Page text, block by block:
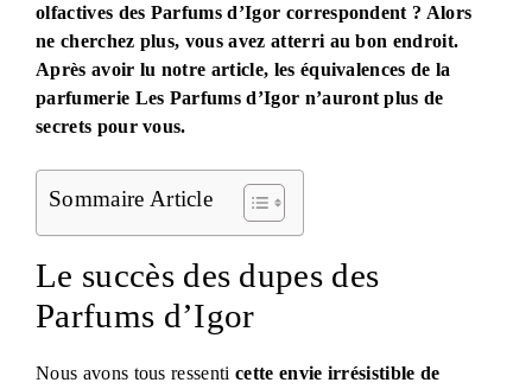
olfactives des Parfums d’Igor correspondent ? Alors
ne cherchez plus, vous avez atterri au bon endroit.
Après avoir lu notre article, les équivalences de la
parfumerie Les Parfums d’Igor n’auront plus de
secrets pour vous.
Sommaire Article
Le succès des dupes des
Parfums d’Igor
Nous avons tous ressenti cette envie irrésistible de